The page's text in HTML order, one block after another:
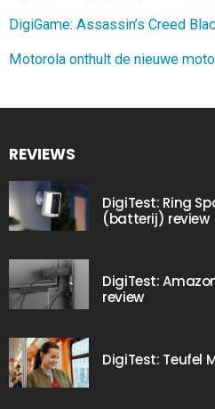
DigiGame: Assassin’s Creed
Motorola onthult de nieuwe
REVIEWS
DigiTest: Ring
(batterij) review
DigiTest:
review
DigiTest: Teufel